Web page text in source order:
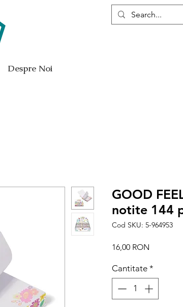
Despre Noi
GOOD
notite 144
Cod SKU: 5-964953
16,00 RON
Cantitate *